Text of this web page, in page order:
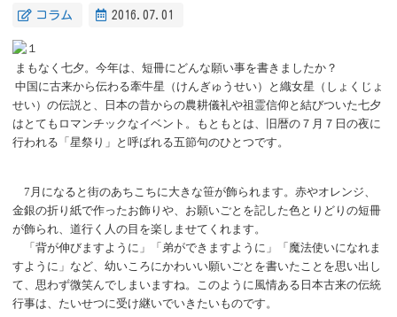
コラム 2016.07.01
まもなく七夕。今年は、短冊にどんな願い事を書きましたか？
中国に古来から伝わる牽牛星（けんぎゅうせい）と織女星（しょくじょ
せい）の伝説と、日本の昔からの農耕儀礼や祖霊信仰と結びついた七夕
はとてもロマンチックなイベント。もともとは、旧暦の７月７日の夜に
行われる「星祭り」と呼ばれる五節句のひとつです。
7月になると街のあちこちに大きな笹が飾られます。赤やオレンジ、
金銀の折り紙で作ったお飾りや、お願いごとを記した色とりどりの短冊
が飾られ、道行く人の目を楽しませてくれます。
「背が伸びますように」「弟ができますように」「魔法使いになれま
すように」など、幼いころにかわいい願いごとを書いたことを思い出し
て、思わず微笑んでしまいますね。このように風情ある日本古来の伝統
行事は、たいせつに受け継いでいきたいものです。